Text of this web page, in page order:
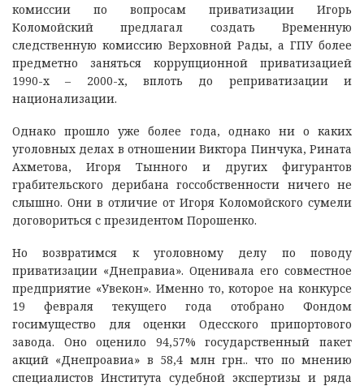
комиссии по вопросам приватизации Игорь
Коломойский предлагал создать Временную
следственную комиссию Верховной Рады, а ГПУ более
предметно заняться коррупционной приватизацией
1990-х – 2000-х, вплоть до реприватизации и
национализации.
Однако прошло уже более года, однако ни о каких
уголовных делах в отношении Виктора Пинчука, Рината
Ахметова, Игоря Тынного и других фигурантов
грабительского дерибана госсобственности ничего не
слышно. Они в отличие от Игоря Коломойского сумели
договориться с президентом Порошенко.
Но возвратимся к уголовному делу по поводу
приватизации «Днеправиа». Оценивала его совместное
предприятие «Увекон». Именно то, которое на конкурсе
19 февраля текущего года отобрано Фондом
госимущество для оценки Одесского припортового
завода. Оно оценило 94,57% государственный пакет
акций «Днепроавиа» в 58,4 млн грн.. что по мнению
специалистов Института судебной экспертизы и ряда